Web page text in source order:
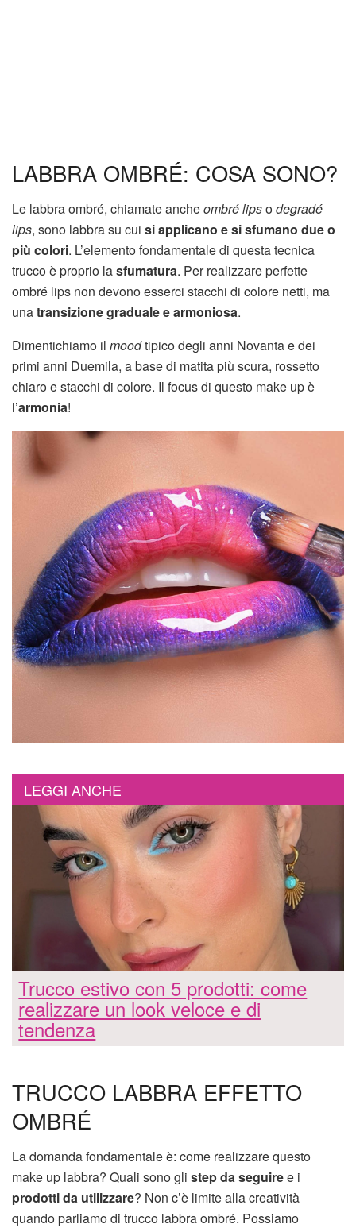
LABBRA OMBRÉ: COSA SONO?
Le labbra ombré, chiamate ancheombré lipsodegradé
lips, sono labbra su cui si applicano e si sfumano due o
più colori. L’elemento fondamentale di questa tecnica
trucco è proprio lasfumatura. Per realizzare perfette
ombré lips non devono esserci stacchi di colore netti, ma
unatransizione graduale e armoniosa.
Dimentichiamo il moodtipico degli anni Novanta e dei
primi anni Duemila, a base di matita più scura, rossetto
chiaro e stacchi di colore. Il focus di questo make up è
l’armonia!
LEGGI ANCHE
Trucco estivo con 5 prodotti: come
realizzare un look veloce e di
tendenza
TRUCCO LABBRA EFFETTO
OMBRÉ
La domanda fondamentale è: come realizzare questo
make up labbra? Quali sono gli step da seguiree i
prodotti da utilizzare? Non c’è limite alla creatività
quando parliamo di trucco labbra ombré. Possiamo